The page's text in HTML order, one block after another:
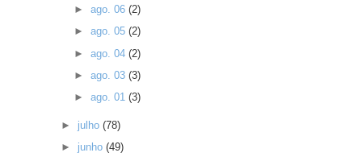
► ago. 06 (2)
► ago. 05 (2)
► ago. 04 (2)
► ago. 03 (3)
► ago. 01 (3)
► julho(78)
► junho(49)